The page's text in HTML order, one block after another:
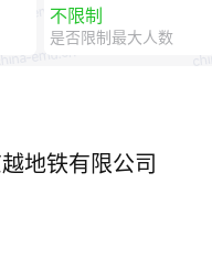
不限制
是否限制最大人数
地铁有限公司